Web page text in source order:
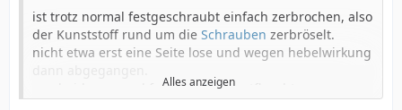
mindestens 300 meter in
ans Ufer gebracht
ist trotz normal festgeschraubt einfach zerbrochen, also
der Kunststoff rund um die Schrauben zerbröselt.
nicht etwa erst eine Seite lose und wegen hebelwirkung
war beides normal fest undRiggentfleuchte.
Alles anzeigen